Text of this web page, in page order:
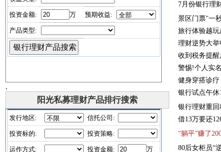
.
阳光私募理财产品排行搜索
7月 份银行理
景区门票"一
旅行体验越玩
理财逆势大
收到税务提
警惕!个人实
健身穿搭诊
银行试点午休
银行理财重
借13万要还12
“躺平”赚了20
80后女柜员“